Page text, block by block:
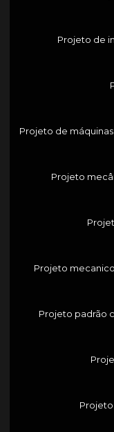
Projeto de
Projeto de
Projeto
Projeto
Projeto padrão